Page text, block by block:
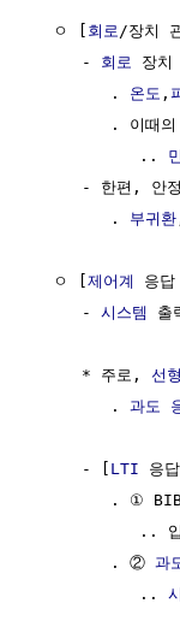
  ㅇ [
회로 /장치
     -
회로
장치
        .
온도 ,
. 이때의
           ..
- 한편, 안
        .
부귀환
  ㅇ [
제어계
응
     -
시스템 출
     * 주로,
선
        .
과도
     - [
LTI 응
. ①
.. 입
        . ②
과
           ..